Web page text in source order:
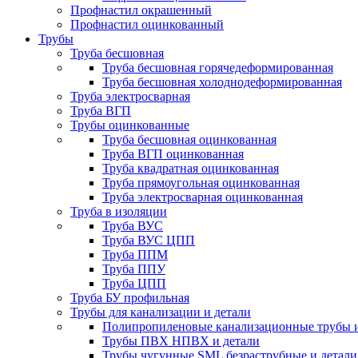
Профнастил окрашенный
Профнастил оцинкованный
Трубы
Труба бесшовная
Труба бесшовная горячедеформированная
Труба бесшовная холоднодеформированная
Труба электросварная
Труба ВГП
Трубы оцинкованные
Труба бесшовная оцинкованная
Труба ВГП оцинкованная
Труба квадратная оцинкованная
Труба прямоугольная оцинкованная
Труба электросварная оцинкованная
Труба в изоляции
Труба ВУС
Труба ВУС ЦПП
Труба ППМ
Труба ППУ
Труба ЦПП
Труба БУ профильная
Трубы для канализации и детали
Полипропиленовые канализационные трубы
Трубы ПВХ НПВХ и детали
Трубы чугунные SML безраструбные и детали